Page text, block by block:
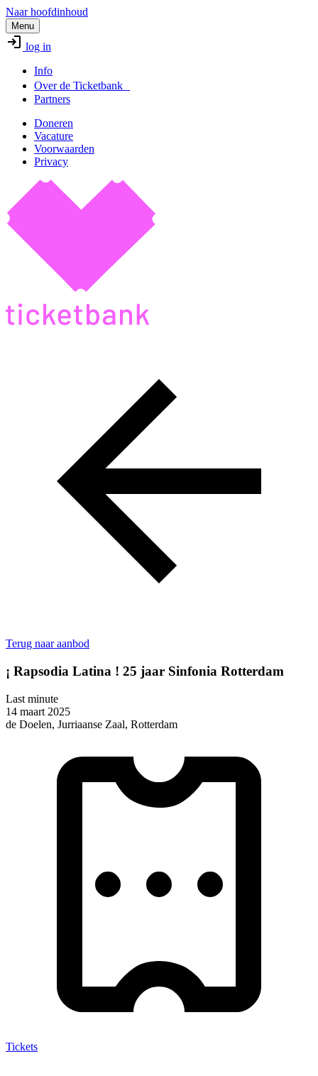
Naar hoofdinhoud
Menu
log in
Info
Over de Ticketbank
Partners
Doneren
Vacature
Voorwaarden
Privacy
Terug naar aanbod
¡ Rapsodia Latina ! 25 jaar Sinfonia Rotterdam
Last minute
14 maart 2025
de Doelen, Jurriaanse Zaal, Rotterdam
Tickets